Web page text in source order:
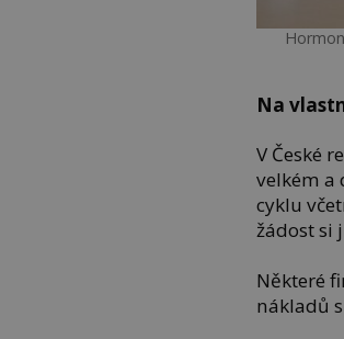
Na
V České
velkém a
cyklu
žádost si
Některé
nákladů